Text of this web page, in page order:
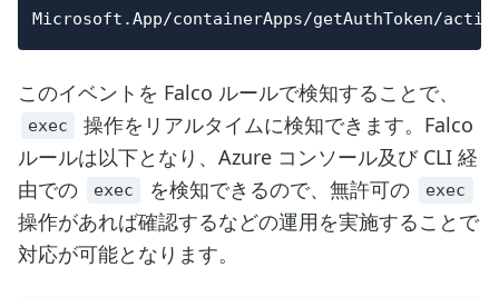
このイベントを Falco ルールで検知することで、
exec
操作をリアルタイムに検知できます。Falco
ルールは以下となり、Azure コンソール及び CLI 経
由での
exec を検知できるので、無許可の exec
操作があれば確認するなどの運用を実施することで
対応が可能となります。